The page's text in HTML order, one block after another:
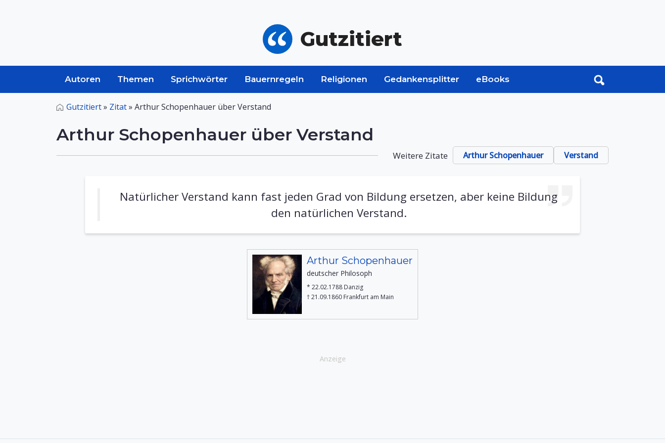
Gutzitiert
Autoren Themen Sprichwörter Bauernregeln Religionen Gedankensplitter eBooks
Gutzitiert» Zitat» Arthur Schopenhauer über Verstand
Arthur Schopenhauer über Verstand
Weitere Zitate Arthur Schopenhauer Verstand
Natürlicher Verstand kann fast jeden Grad von Bildung ersetzen, aber keine Bildung
den natürlichen Verstand.
Arthur Schopenhauer
deutscher Philosoph
* 22.02.1788 Danzig
† 21.09.1860 Frankfurt am Main
Anzeige